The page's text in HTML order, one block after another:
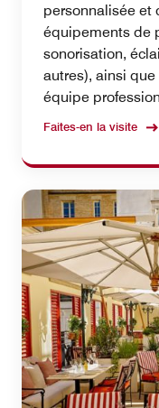
personnalisée et
équipements de
sonorisation,
autres), ainsi
équipe
Faites-en la visite